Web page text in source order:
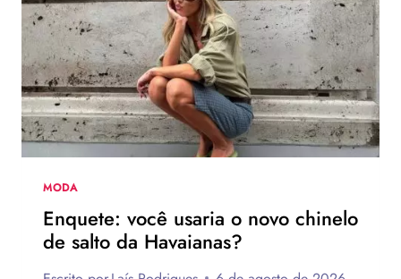
MODA
Enquete: você usaria o novo chinelo
de salto da Havaianas?